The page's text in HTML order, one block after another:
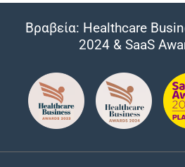
Βραβεία: Healthcare
2024 & SaaS